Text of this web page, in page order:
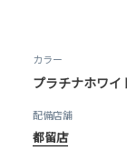
カラー
プラチナホワイ
配備店舗
都留店